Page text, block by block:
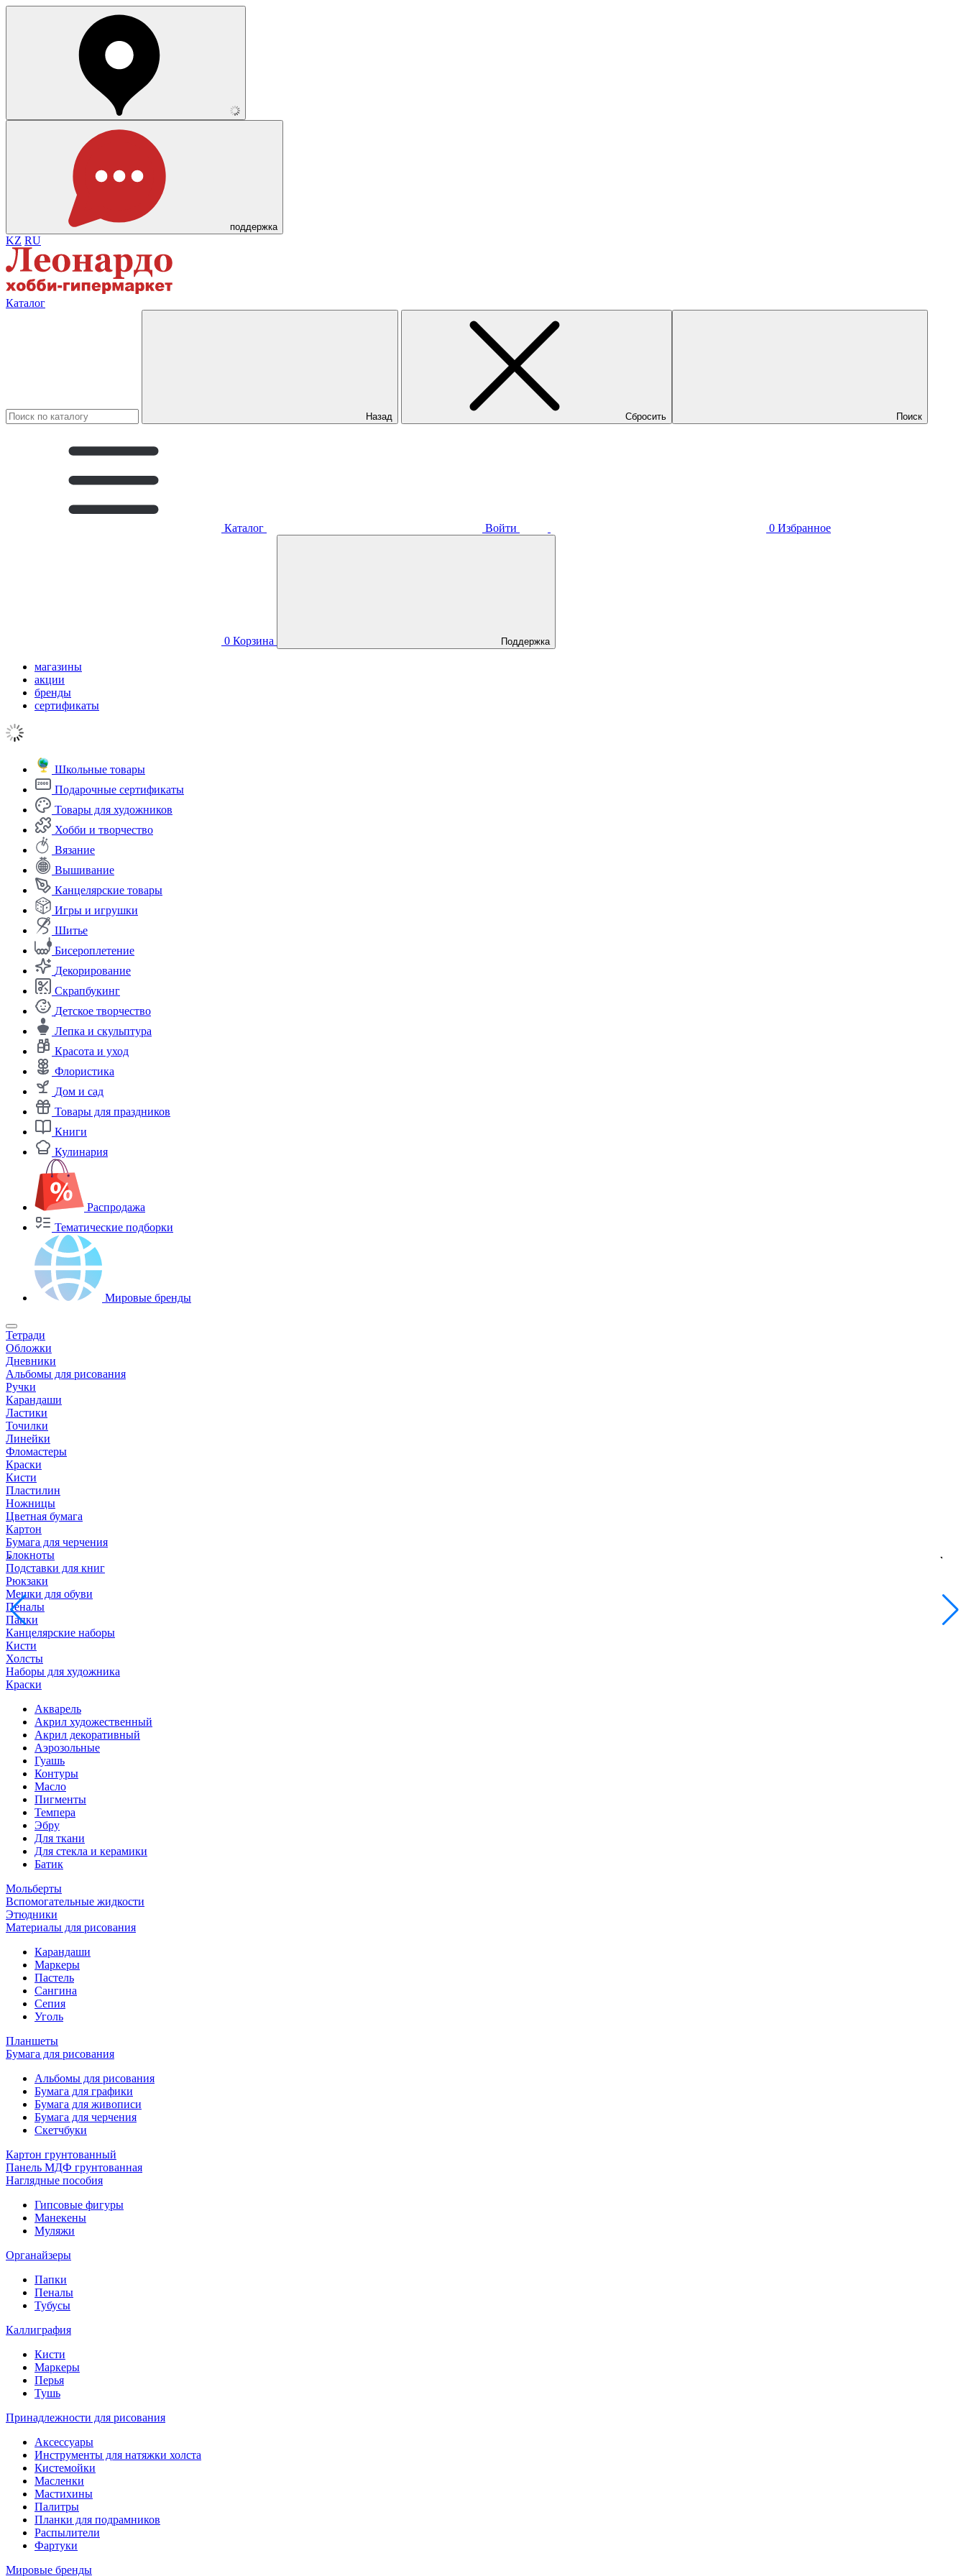
поддержка
KZ RU
Каталог
Назад Сбросить Поиск
Каталог Войти 0 Избранное
0 Корзина Поддержка
магазины
акции
бренды
сертификаты
Школьные товары
Подарочные сертификаты
Товары для художников
Хобби и творчество
Вязание
Вышивание
Канцелярские товары
Игры и игрушки
Шитье
Бисероплетение
Декорирование
Скрапбукинг
Детское творчество
Лепка и скульптура
Красота и уход
Флористика
Дом и сад
Товары для праздников
Книги
Кулинария
Распродажа
Тематические подборки
Мировые бренды
Тетради
Обложки
Дневники
Альбомы для рисования
Ручки
Карандаши
Ластики
Точилки
Линейки
Фломастеры
Краски
Кисти
Пластилин
Ножницы
Цветная бумага
Картон
Бумага для черчения
Блокноты
Подставки для книг
Рюкзаки
Мешки для обуви
Пеналы
Папки
Канцелярские наборы
Кисти
Холсты
Наборы для художника
Краски
Акварель
Акрил художественный
Акрил декоративный
Аэрозольные
Гуашь
Контуры
Масло
Пигменты
Темпера
Эбру
Для ткани
Для стекла и керамики
Батик
Мольберты
Вспомогательные жидкости
Этюдники
Материалы для рисования
Карандаши
Маркеры
Пастель
Сангина
Сепия
Уголь
Планшеты
Бумага для рисования
Альбомы для рисования
Бумага для графики
Бумага для живописи
Бумага для черчения
Скетчбуки
Картон грунтованный
Панель МДФ грунтованная
Наглядные пособия
Гипсовые фигуры
Манекены
Муляжи
Органайзеры
Папки
Пеналы
Тубусы
Каллиграфия
Кисти
Маркеры
Перья
Тушь
Принадлежности для рисования
Аксессуары
Инструменты для натяжки холста
Кистемойки
Масленки
Мастихины
Палитры
Планки для подрамников
Распылители
Фартуки
Мировые бренды